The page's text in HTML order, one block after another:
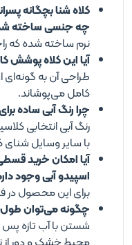
کلاه شنا بچگانه
چه جنسی ساخته
نرم ساخته شده که
آیا این کلاه پوشش
طراحی آن به
کامل می‌پوشاند.
چرا رنگ آبی ساده
رنگ آبی انتخابی
با سایر وسایل
آیا امکان خرید
اسپیدو آبی وجود
برای این محصول
چگونه می‌توان طول
شستن با آب تازه پس